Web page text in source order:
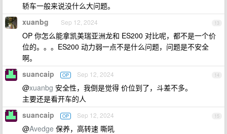
轿车一般来说没什么大问题。
13
xuanbg Sep 12, 2024
OP 你怎么能拿凯美瑞亚洲龙和 ES200 对比呢，都不是一个价
位的。。。ES200 动力弱一点不是什么问题，问题是不安全
啊。
14
suancaip OP Sep 12, 2024
@xuanbg 安全性，我倒是觉得 价位到了，斗差不多。
主要还是看开车的人
15
suancaip OP Sep 12, 2024
@Avedge 保养，高转速 嘶吼